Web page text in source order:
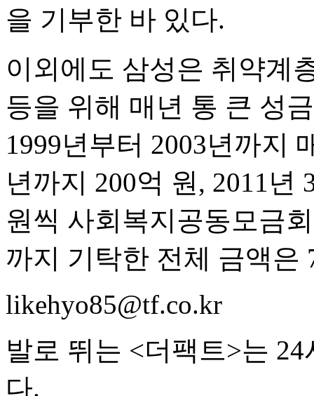
을 기부한 바 있다.
이외에도 삼성은 취약계
등을 위해 매년 통 큰 성
1999년부터 2003년까지
년까지 200억 원, 2011년
원씩 사회복지공동모금
까지 기탁한 전체 금액은
likehyo85@tf.co.kr
발로 뛰는 <더팩트>는
다.